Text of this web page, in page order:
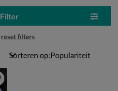
Filter
reset filters
Sorteren op: